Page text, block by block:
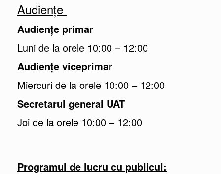
Audiențe
Audiențe primar
Luni de la orele 10:00 – 12:00
Audiențe viceprimar
Miercuri de la orele 10:00 – 12:00
Secretarul general UAT
Joi de la orele 10:00 – 12:00
Programul de lucru cu publicul: